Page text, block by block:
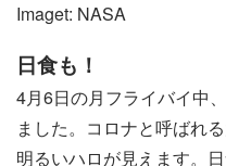
Imaget: NASA
日食も！
4月6日の月フライバイ中
ました。コロナと呼ばれ
明るいハロが見えます。